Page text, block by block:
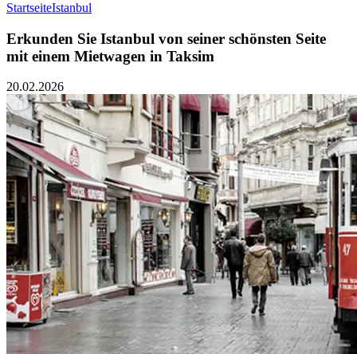
StartseiteIstanbul
Erkunden Sie Istanbul von seiner schönsten Seite
mit einem Mietwagen in Taksim
20.02.2026